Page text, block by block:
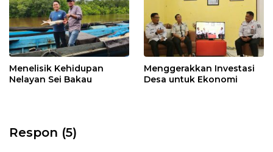
Menelisik Kehidupan
Nelayan Sei Bakau
Menggerakkan Investasi
Desa untuk Ekonomi
Respon (5)